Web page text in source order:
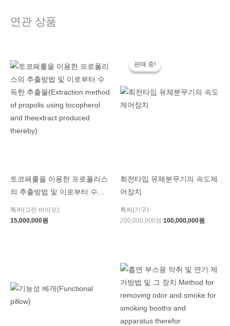
연관 상품
토코페롤을 이용한 프로폴리스
의 추출방법 및 이로부터 수득
of propolis using tocopherol
특허(그린 바이오)
15,000,000원
판매 중!
판매 중!
회전타입 유체분무기의 속도제
어장치
특허(기구)
200,000,000원
원.
100,000,000원
원.